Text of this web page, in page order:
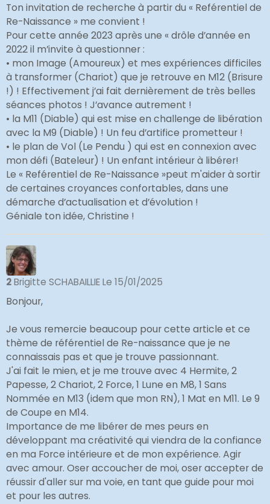
Ton invitation de recherche à partir du « Reférentiel de
Re-Naissance » me convient !
Pour cette année 2023 après une « drôle d’année en
2022 il m’invite à questionner :
• mon Image (Amoureux) et mes expériences difficiles
à transformer (Chariot) que je retrouve en M12 (Brisure
!) ! Effectivement j’ai fait dernièrement de très belles
séances photos ! J’avance autrement !
• la M11 (Diable) qui est mise en challenge de libération
avec la M9 (Diable) ! Un feu d’artifice prometteur !
• le plan de Vol (Le Pendu ) qui est en connexion avec
mon défi (Bateleur) ! Un enfant intérieur à libérer!
Le « Reférentiel de Re-Naissance »peut m'aider à sortir
de certaines croyances confortables, dans une
démarche d’actualisation et d’évolution !
Géniale ton idée, Christine !
2Brigitte SCHABAILLIELe 15/01/2025
Bonjour,
Je vous remercie beaucoup pour cette article et ce
thème de référentiel de Re-naissance que je ne
connaissais pas et que je trouve passionnant.
J'ai fait le mien, et je me trouve avec 4 Hermite, 2
Papesse, 2 Chariot, 2 Force, 1 Lune en M8, 1 Sans
Nommée en M13 (idem que mon RN), 1 Mat en M11. Le 9
de Coupe en M14.
Importance de me libérer de mes peurs en
développant ma créativité qui viendra de la confiance
en ma Force intérieure et de mon expérience. Agir
avec amour. Oser accoucher de moi, oser accepter de
réussir d'aller sur ma voie, en tant que guide pour moi
et pour les autres.